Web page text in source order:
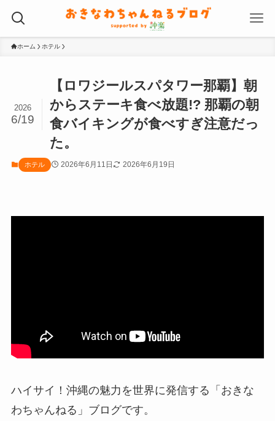
ホーム ホテル
【ロワジールスパタワー那覇】朝
からステーキ食べ放題!? 那覇の朝
食バイキングが食べすぎ注意だっ
た。
2026
6/19
ホテル 2026年6月11日 2026年6月19日
ハイサイ！沖縄の魅力を世界に発信する「おきな
わちゃんねる」ブログです。